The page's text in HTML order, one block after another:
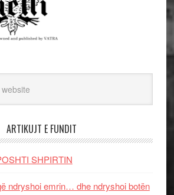
ARTIKUJT E FUNDIT
SHPIRTIN
ndryshoi emrin… dhe ndryshoi botën